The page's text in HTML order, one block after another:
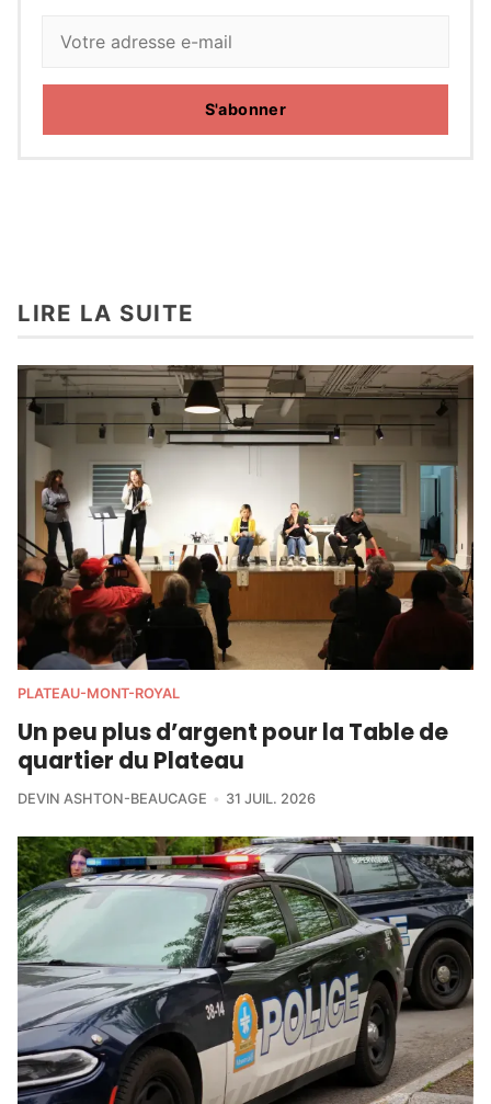
S'abonner
LIRE LA SUITE
PLATEAU-MONT-ROYAL
Un peu plus d’argent pour la Table de
quartier du Plateau
DEVIN ASHTON-BEAUCAGE 31 JUIL. 2026